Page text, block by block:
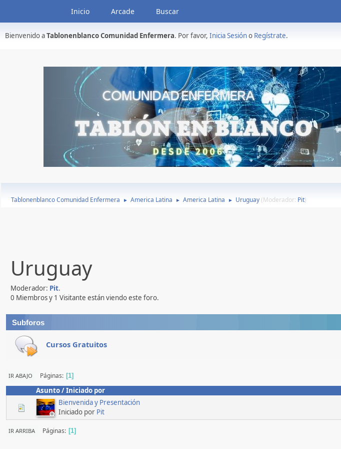
Inicio Arcade Buscar
Bienvenido aTablonenblanco Comunidad Enfermera. Por favor, Inicia Sesióno Regístrate.
Tablonenblanco Comunidad Enfermera ► America Latina ► America Latina ► Uruguay (Moderador: Pit)
Uruguay
Moderador: Pit.
0 Miembros y 1 Visitante están viendo este foro.
Subforos
Cursos Gratuitos
IR ABAJO Páginas 1
Asunto/Iniciado por
Bienvenida y Presentación
Iniciado por Pit
IR ARRIBA Páginas 1